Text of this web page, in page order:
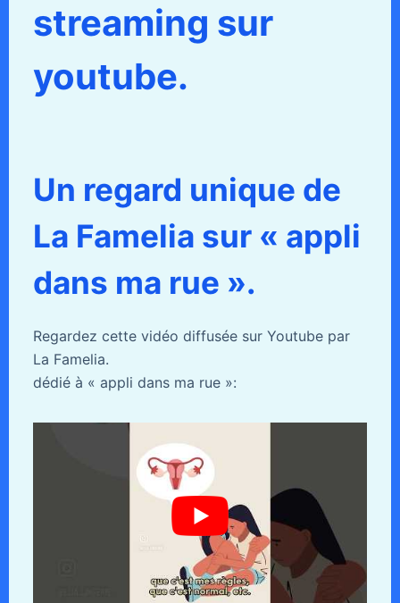
streaming sur
youtube.
Un regard unique de
La Famelia sur « appli
dans ma rue ».
Regardez cette vidéo diffusée sur Youtube par
La Famelia.
dédié à « appli dans ma rue »: